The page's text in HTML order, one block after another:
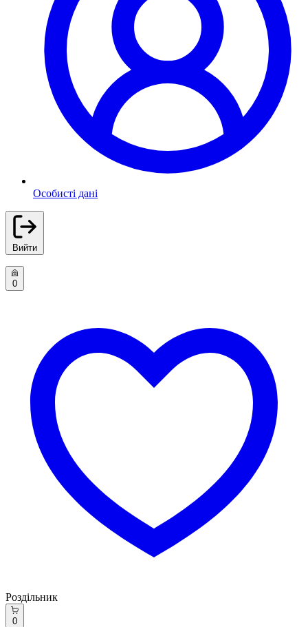
Особисті дані
Вийти
0
Роздільник
0